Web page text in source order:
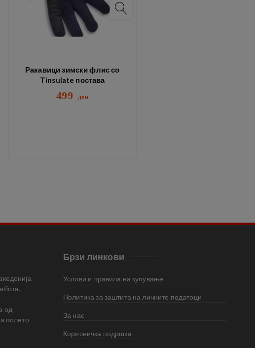
Ракавици зимски флис со
Tinsulate постава
499 ден
од
полето
Брзи линкови
Услови и правила на купување
Политика за заштита на личните податоци
За нас
Корисничка подршка